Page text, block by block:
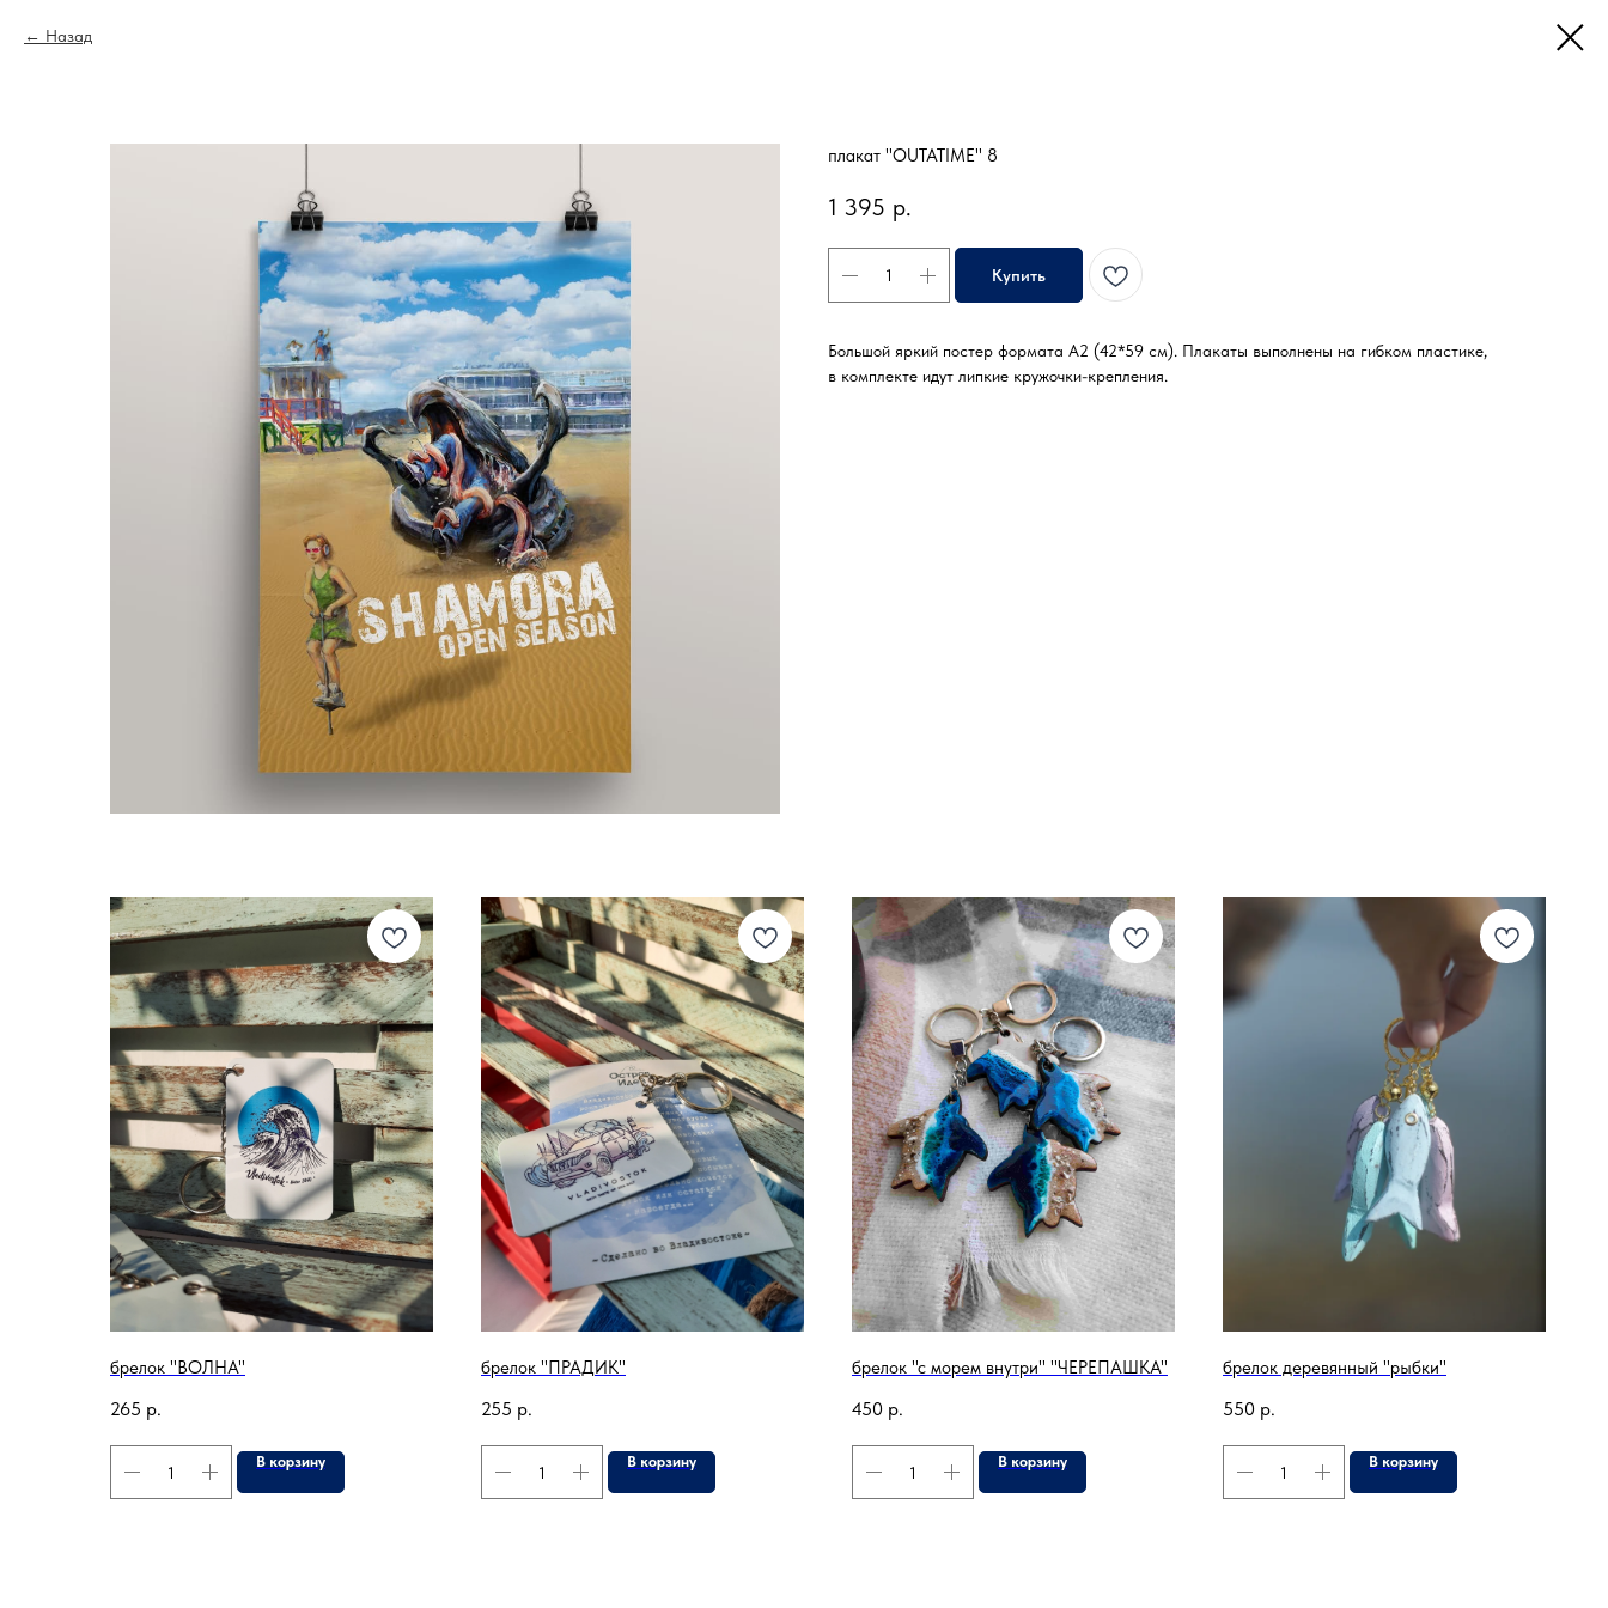
Назад
плакат "OUTATIME" 8
1 395 р.
Купить
Большой яркий постер формата А2 (42*59 см). Плакаты выполнены на гибком пластике,
в комплекте идут липкие кружочки-крепления.
брелок "ВОЛНА"
265 р.
В корзину
брелок "ПРАДИК"
255 р.
В корзину
брелок "с морем внутри" "ЧЕРЕПАШКА"
450 р.
В корзину
брелок деревянный "рыбки"
550 р.
В корзину